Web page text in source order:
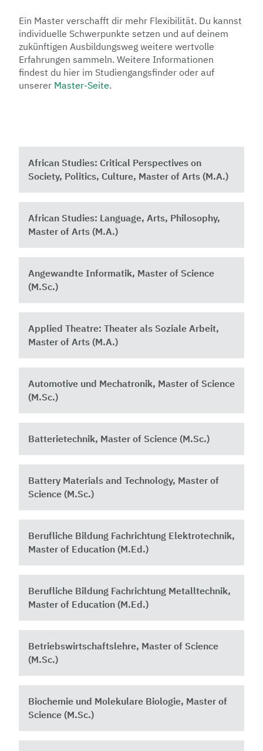
Ein Master verschafft dir mehr Flexibilität. Du kannst
individuelle Schwerpunkte setzen und auf deinem
zukünftigen Ausbildungsweg weitere wertvolle
Erfahrungen sammeln. Weitere Informationen
findest du hier im Studiengangsfinder oder auf
unserer Master-Seite.
African Studies: Critical Perspectives on
Society, Politics, Culture, Master of Arts (M.A.)
African Studies: Language, Arts, Philosophy,
Master of Arts (M.A.)
Angewandte Informatik, Master of Science
(M.Sc.)
Applied Theatre: Theater als Soziale Arbeit,
Master of Arts (M.A.)
Automotive und Mechatronik, Master of Science
(M.Sc.)
Batterietechnik, Master of Science (M.Sc.)
Battery Materials and Technology, Master of
Science (M.Sc.)
Berufliche Bildung Fachrichtung Elektrotechnik,
Master of Education (M.Ed.)
Berufliche Bildung Fachrichtung Metalltechnik,
Master of Education (M.Ed.)
Betriebswirtschaftslehre, Master of Science
(M.Sc.)
Biochemie und Molekulare Biologie, Master of
Science (M.Sc.)